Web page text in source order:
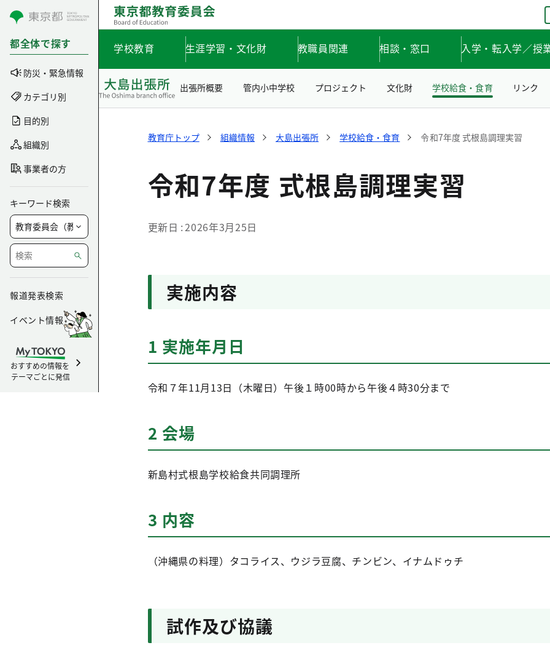
コンテンツにスキップ
都全体で探す
防災・緊急情報
カテゴリ別
目的別
組織別
事業者の方
キーワード検索
報道発表検索
イベント情報
おすすめの情報を
テーマごとに発信
学校教育 生涯学習・文化財 教職員関連 相談・窓口 入学・転入学／授
出張所概要 管内小中学校 プロジェクト 文化財 学校給食・食育 リンク
教育庁トップ 組織情報 大島出張所 学校給食・食育 令和7年度 式根島調理実習
令和7年度 式根島調理実習
更新日 2026年3月25日
実施内容
1 実施年月日
令和７年11月13日（木曜日）午後１時00時から午後４時30分まで
2 会場
新島村式根島学校給食共同調理所
3 内容
（沖縄県の料理）タコライス、ウジラ豆腐、チンビン、イナムドゥチ
試作及び協議